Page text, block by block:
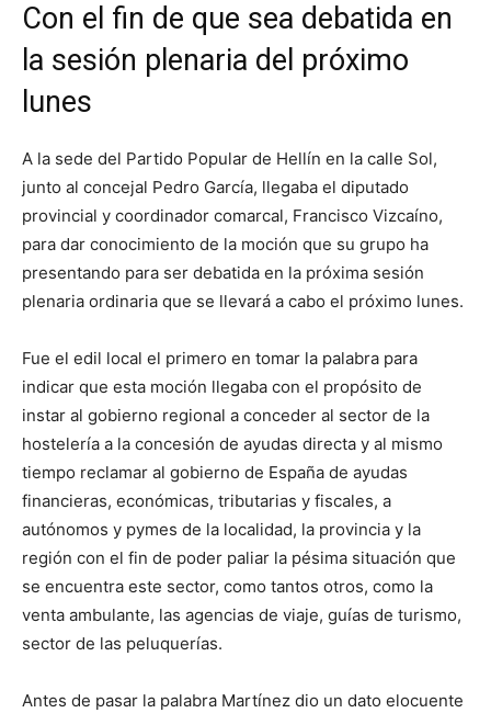
Con el fin de que sea debatida en
la sesión plenaria del próximo
lunes
A la sede del Partido Popular de Hellín en la calle Sol,
junto al concejal Pedro García, llegaba el diputado
provincial y coordinador comarcal, Francisco Vizcaíno,
para dar conocimiento de la moción que su grupo ha
presentando para ser debatida en la próxima sesión
plenaria ordinaria que se llevará a cabo el próximo lunes.
Fue el edil local el primero en tomar la palabra para
indicar que esta moción llegaba con el propósito de
instar al gobierno regional a conceder al sector de la
hostelería a la concesión de ayudas directa y al mismo
tiempo reclamar al gobierno de España de ayudas
financieras, económicas, tributarias y fiscales, a
autónomos y pymes de la localidad, la provincia y la
región con el fin de poder paliar la pésima situación que
se encuentra este sector, como tantos otros, como la
venta ambulante, las agencias de viaje, guías de turismo,
sector de las peluquerías.
Antes de pasar la palabra Martínez dio un dato elocuente